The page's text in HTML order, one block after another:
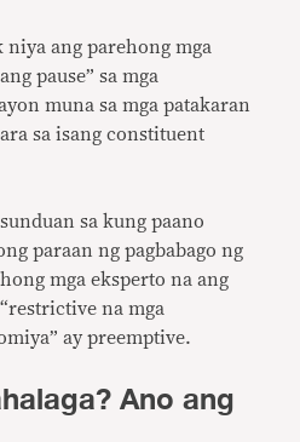
niya ang parehong mga
pause” sa mga
muna sa mga patakaran
sa isang constituent
sa kung paano
paraan ng pagbabago ng
mga eksperto na ang
na mga
ay preemptive.
Ano ang